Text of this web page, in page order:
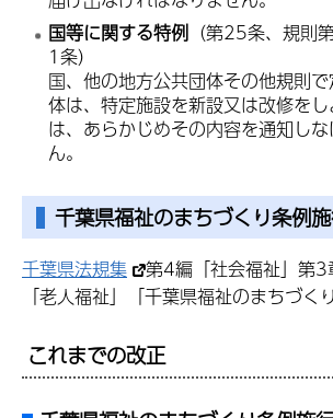
国等に関する特例 （第25条、規則
1条）
国、他の地方公共団体その他規則
体は、特定施設を新設又は改修を
は、あらかじめその内容を通知し
ん。
千葉県福祉のまちづくり条例
千葉県法規集
第4編「社会福祉」第
「老人福祉」「千葉県福祉のまちづく
これまでの改正